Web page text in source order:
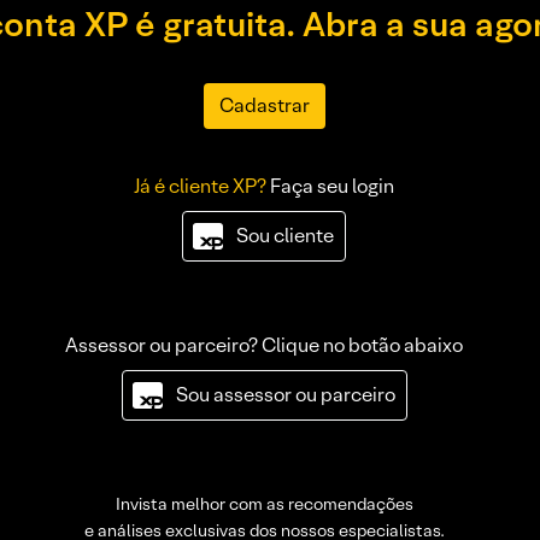
XP é gratuita. Abra a sua
Cadastrar
Já é cliente XP?Faça seu login
Sou cliente
Assessor ou parceiro? Clique no botão abaixo
Sou assessor ou parceiro
Invista melhor com as recomendações
e análises exclusivas dos nossos especialistas.